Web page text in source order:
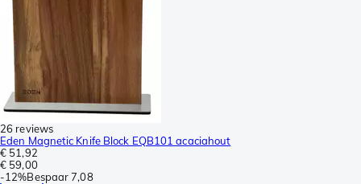
26 reviews
Eden Magnetic Knife Block EQB101 acaciahout
€ 51,92
€ 59,00
-12%Bespaar 7,08